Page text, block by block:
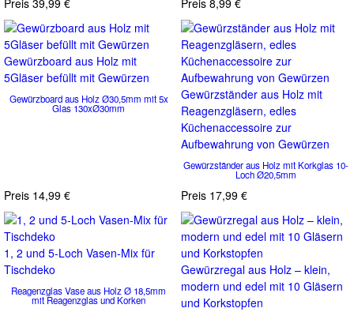
Preis 39,99 € Preis 8,99 €
Gewürzboard aus Holz mit
5Gläser befüllt mit Gewürzen
Gewürzboard aus Holz Ø30,5mm mit 5x
Glas 130xØ30mm
Preis 14,99 €
Gewürzständer aus Holz mit
Reagenzgläsern, edles
Küchenaccessoire zur
Aufbewahrung von Gewürzen
Gewürzständer aus Holz mit Korkglas 10-
Loch Ø20,5mm
Preis 17,99 €
1, 2 und 5-Loch Vasen-Mix für
Tischdeko
Reagenzglas Vase aus Holz Ø 18,5mm
mit Reagenzglas und Korken
Gewürzregal aus Holz – klein,
modern und edel mit 10 Gläsern
und Korkstopfen